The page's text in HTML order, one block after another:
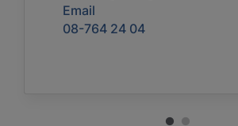
Email
08-764 24 04